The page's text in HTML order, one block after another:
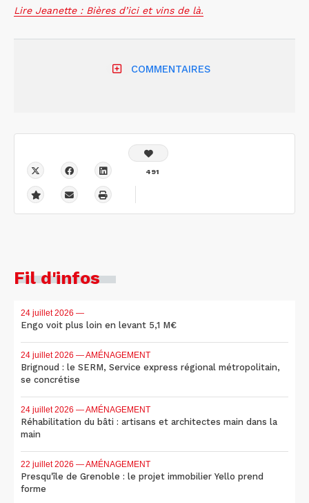
Lire Jeanette : Bières d’ici et vins de là.
COMMENTAIRES
491
Fil d'infos
24 juillet 2026 —
Engo voit plus loin en levant 5,1 M€
24 juillet 2026 — AMÉNAGEMENT
Brignoud : le SERM, Service express régional métropolitain,
se concrétise
24 juillet 2026 — AMÉNAGEMENT
Réhabilitation du bâti : artisans et architectes main dans la
main
22 juillet 2026 — AMÉNAGEMENT
Presqu'île de Grenoble : le projet immobilier Yello prend
forme